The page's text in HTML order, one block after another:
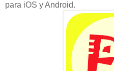
para iOS y Android.